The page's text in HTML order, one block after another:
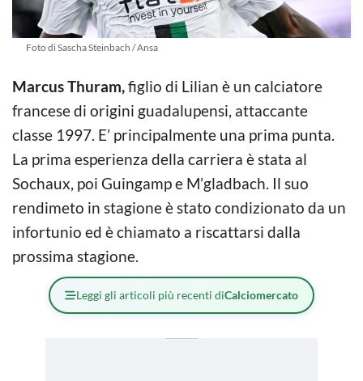
Foto di Sascha Steinbach / Ansa
Marcus Thuram,figlio di Lilian è un calciatore
francese di origini guadalupensi, attaccante
classe 1997. E’ principalmente una prima punta.
La prima esperienza della carriera è stata al
Sochaux, poi Guingamp e M’gladbach. Il suo
rendimeto in stagione è stato condizionato da un
infortunio ed è chiamato a riscattarsi dalla
prossima stagione.
Leggi gli articoli più recenti diCalciomercato